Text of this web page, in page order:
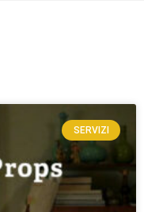
SERVIZI